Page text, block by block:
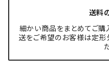
送料
細かい商品をまとめてご購
送をご希望のお客様は定形